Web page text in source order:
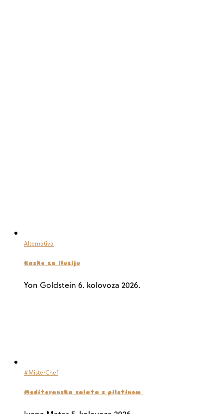
Alternativa
Kasko za iluziju
Yon Goldstein 6. kolovoza 2026.
#MisterChef
Mediteranska salata s piletinom